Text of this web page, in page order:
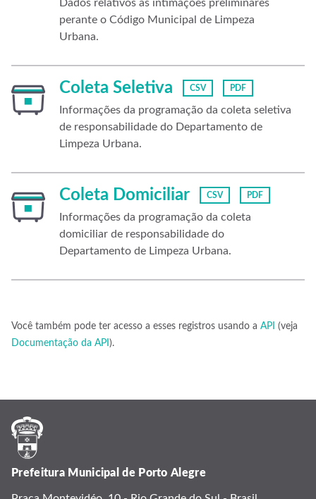
Dados relativos as intimações preliminares
perante o Código Municipal de Limpeza
Urbana.
Coleta Seletiva CSV PDF
Informações da programação da coleta seletiva
de responsabilidade do Departamento de
Limpeza Urbana.
Coleta Domiciliar CSV PDF
Informações da programação da coleta
domiciliar de responsabilidade do
Departamento de Limpeza Urbana.
Você também pode ter acesso a esses registros usando a API (veja
Documentação da API ).
Prefeitura Municipal de Porto Alegre